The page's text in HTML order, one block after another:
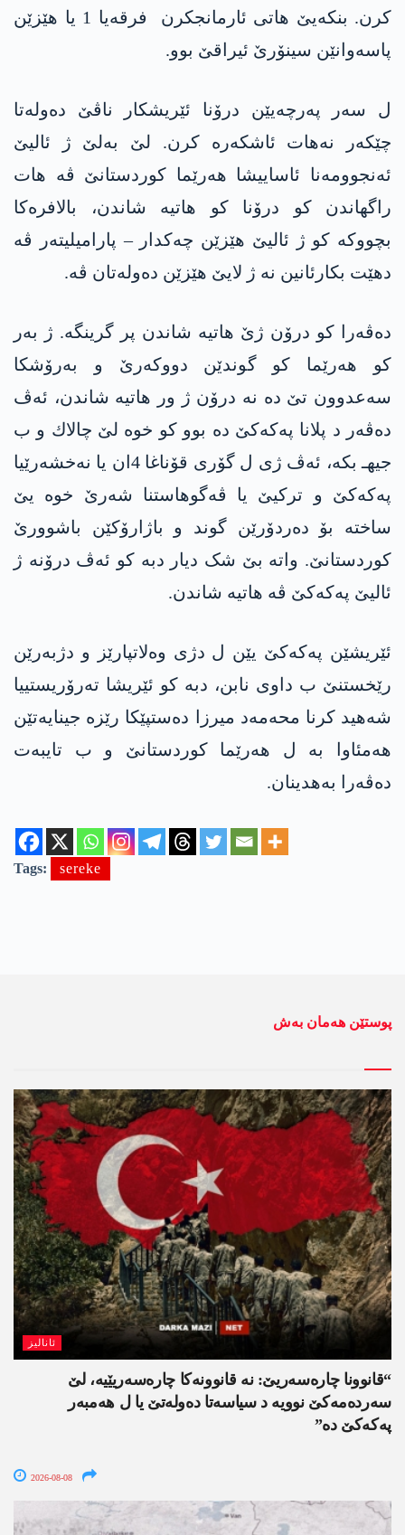
کرن. بنکەیێ ھاتی ئارمانجکرن فرقەیا 1 یا ھێزێن
پاسەوانێن سینۆرێ ئیراقێ بوو.
ل سەر پەرچەیێن درۆنا ئێریشکار ناڤێ دەولەتا
چێکەر نه‌هات ئاشکەرە کرن. لێ بەلێ ژ ئالیێ
ئەنجوومەنا ئاساییشا ھەرێما کوردستانێ ڤە ھات
راگھاندن کو درۆنا کو ھاتیە شاندن، بالافرەکا
بچووکە کو ژ ئالیێ ھێزێن چەکدار – پارامیلیتەر ڤە
دهێت بکارئانین نە ژ لایێ ھێزێن دەولەتان ڤە.
دەڤەرا كو درۆن ژێ ھاتیه‌ شاندن پر گرینگە. ژ بەر
کو ھەرێما کو گوندێن دووکەرێ و بەرۆشکا
سەعدوون تێ ده‌ نه‌ درۆن ژ ور ھاتیە شاندن، ئه‌ڤ
ده‌ڤه‌ر د پلانا په‌كه‌كێ ده‌ بوو كو خوه‌ لێ چالاك و ب
جیهـ بكه‌، ئه‌ڤ ژی ل گۆری قۆناغا 4ان یا نه‌خشه‌رێیا
په‌كه‌كێ و تركیێ یا ڤه‌گوهاستنا شه‌رێ خوه‌ یێ
ساخته‌ بۆ ده‌ردۆرێن گوند و باژارۆكێن باشوورێ
كوردستانێ. واتە بێ شک دیار دبه‌ کو ئەڤ درۆنە ژ
ئالیێ پەکەکێ ڤە ھاتیە شاندن.
ئێریشێن په‌كه‌كێ یێن ل دژی وه‌لاتپارێز و دژبه‌رێن
رێخستنێ ب داوی نابن، دبه‌ كو ئێریشا ته‌رۆریستییا
شه‌هید كرنا محه‌مه‌د میرزا ده‌ستپێكا رێزه‌ جینایه‌تێن
هه‌مئاوا به‌ ل هه‌رێما كوردستانێ و ب تایبه‌ت
ده‌ڤه‌را به‌هدینان.
Tags: sereke
پوستێن ھەمان بەش
ئانالیز
“قانوونا چارەسەریێ: نە قانوونەکا چارەسەریێیە، لێ
سەردەمەکێ نوویە د سیاسەتا دەولەتێ یا ل ھەمبەر
پەکەکێ دە”
2026-08-08